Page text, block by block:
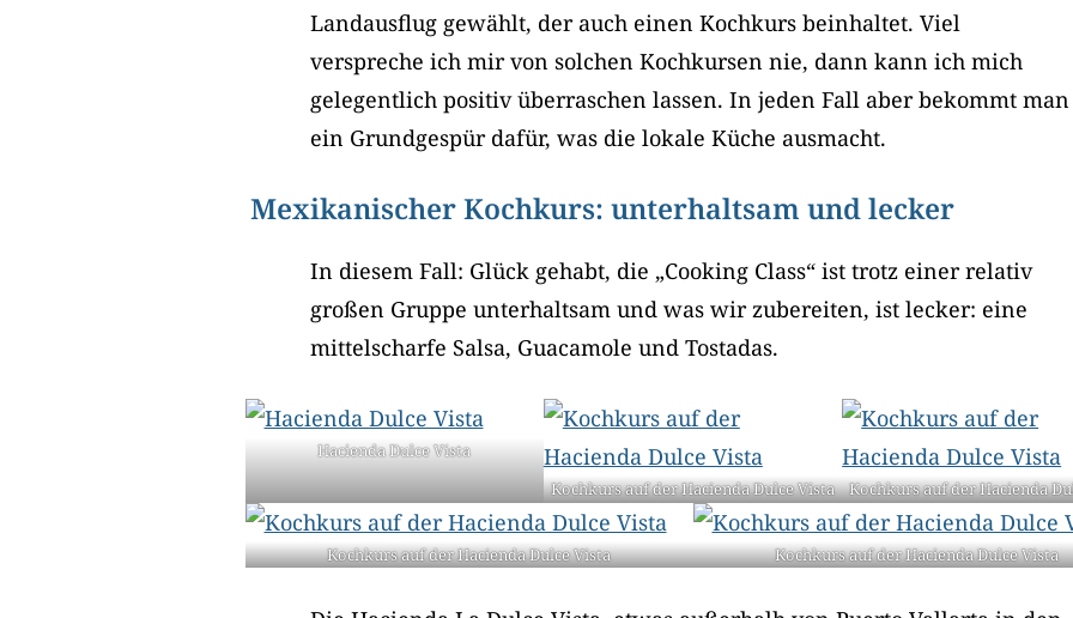
Landausflug gewählt, der auch einen Kochkurs beinhaltet. Viel
verspreche ich mir von solchen Kochkursen nie, dann kann ich mich
gelegentlich positiv überraschen lassen. In jeden Fall aber bekommt man
ein Grundgespür dafür, was die lokale Küche ausmacht.
Mexikanischer Kochkurs: unterhaltsam und lecker
In diesem Fall: Glück gehabt, die „Cooking Class“ ist trotz einer relativ
großen Gruppe unterhaltsam und was wir zubereiten, ist lecker: eine
mittelscharfe Salsa, Guacamole und Tostadas.
Hacienda Dulce Vista
Kochkurs auf der Hacienda Dulce Vista
Kochkurs auf der Hacienda
Kochkurs auf der Hacienda Dulce Vista Kochkurs auf der Hacienda Dulce Vista